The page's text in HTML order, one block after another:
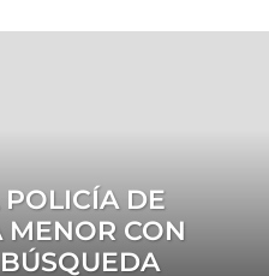
DE
MENOR CON